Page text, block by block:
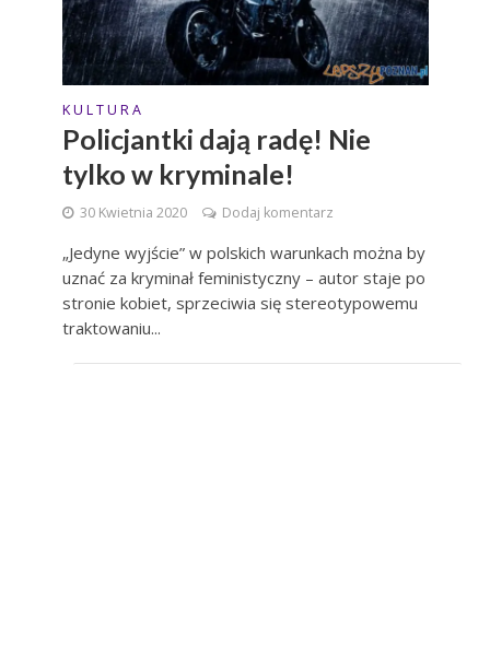
K U L T U R A
Policjantki dają radę! Nie
tylko w kryminale!
30 Kwietnia 2020 Dodaj komentarz
„Jedyne wyjście” w polskich warunkach można by
uznać za kryminał feministyczny – autor staje po
stronie kobiet, sprzeciwia się stereotypowemu
traktowaniu...